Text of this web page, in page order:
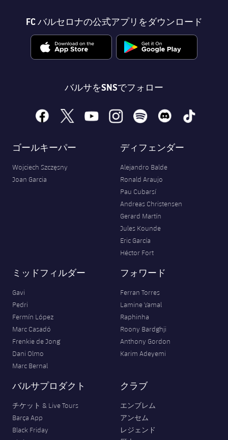
FC バルセロナの公式アプリをダウンロード
バルサをSNSでフォロー
facebook
x youtubeinstagramspotify discord tiktok
ゴールキーパー
Wojciech Szczęsny
Joan Garcia
ディフェンダー
Alejandro Balde
Ronald Araujo
Pau Cubarsí
Andreas Christensen
Gerard Martín
Jules Kounde
Eric García
Héctor Fort
ミッドフィルダー
Gavi
Pedri
Fermín López
Marc Casadó
Frenkie de Jong
Dani Olmo
Marc Bernal
フォワード
Ferran Torres
Lamine Yamal
Raphinha
Roony Bardghji
Anthony Gordon
Karim Adeyemi
バルサプロダクト
チケット & Live Tours
Barça App
Black Friday
クラブ
エンブレム
アンセム
レジェンド